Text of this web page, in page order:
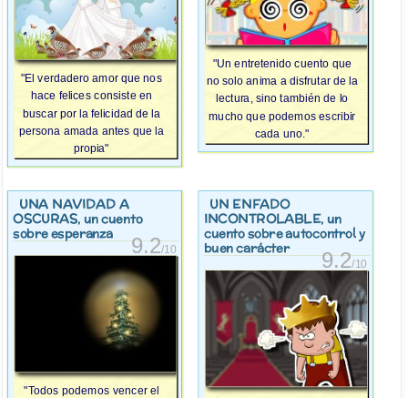
"El verdadero amor que nos
hace felices consiste en
buscar por la felicidad de la
persona amada antes que la
propia"
"Un entretenido cuento que
no solo anima a disfrutar de la
lectura, sino también de lo
mucho que podemos escribir
cada uno."
UNA NAVIDAD A
OSCURAS, un cuento
sobre esperanza
9.2/10
"Todos podemos vencer el
UN ENFADO
INCONTROLABLE, un
cuento sobre autocontrol y
buen carácter
9.2/10